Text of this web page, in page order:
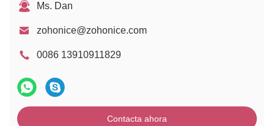
Ms. Dan
zohonice@zohonice.com
0086 13910911829
Contacta ahora